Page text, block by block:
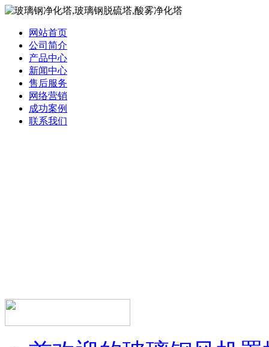
网站首页
公司简介
产品中心
新闻中心
售后服务
网络营销
成功案例
联系我们